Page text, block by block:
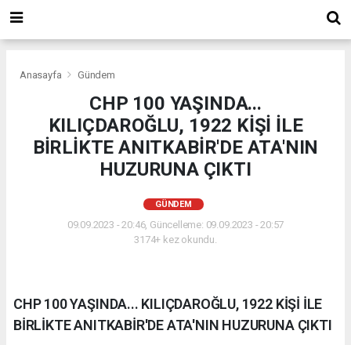
Anasayfa Gündem
CHP 100 YAŞINDA...
KILIÇDAROĞLU, 1922 KİŞİ İLE
BİRLİKTE ANITKABİR'DE ATA'NIN
HUZURUNA ÇIKTI
GÜNDEM
09.09.2023 - 20:46, Güncelleme: 09.09.2023 - 20:57
3174+ kez okundu.
CHP 100 YAŞINDA... KILIÇDAROĞLU, 1922 KİŞİ İLE
BİRLİKTE ANITKABİR'DE ATA'NIN HUZURUNA ÇIKTI